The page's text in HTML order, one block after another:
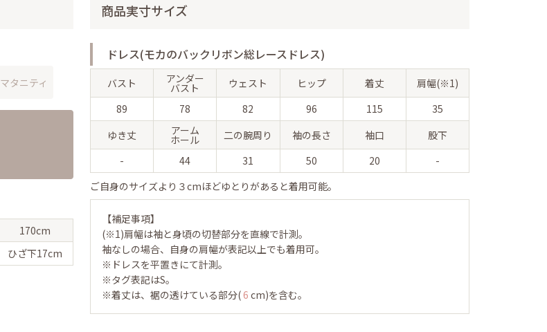
マタニティ
170cm
ひざ下17cm
商品実寸サイズ
ドレス(モカのバックリボン総レースドレス)
バスト アンダー
バスト ウェスト ヒップ 着丈
肩幅(※1)
89
78 82 96 115
35
ゆき丈
アーム
ホール 二の腕周り 袖の長さ 袖口
股下
-
44 31 50 20
-
ご自身のサイズより３cmほどゆとりがあると着用可能。
【補足事項】
(※1)肩幅は袖と身頃の切替部分を直線で計測。
袖なしの場合、自身の肩幅が表記以上でも着用可。
※ドレスを平置きにて計測。
※タグ表記はS。
※着丈は、裾の透けている部分(6 cm)を含む。